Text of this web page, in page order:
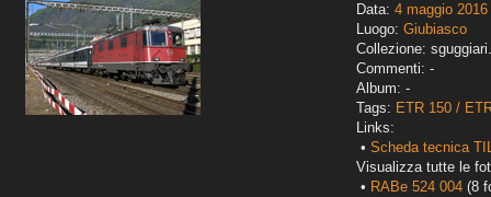
Data: 4 maggio 2016
Luogo: Giubiasco
Collezione:
Commenti: -
Album: -
Tags: ETR 150 /
Links:
• Scheda tecnica
Visualizza tutte le
• RABe 524 004 (8